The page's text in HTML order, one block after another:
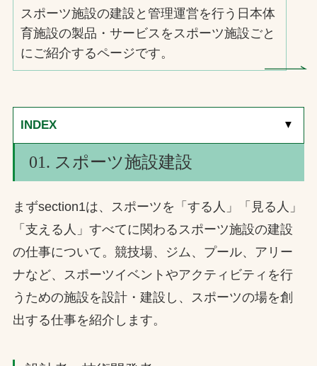
スポーツ施設の建設と管理運営を行う日本体
育施設の製品・サービスをスポーツ施設ごと
にご紹介するページです。
INDEX ▼
01. スポーツ施設建設
まずsection1は、スポーツを「する人」「見る人」
「支える人」すべてに関わるスポーツ施設の建設
の仕事について。競技場、ジム、プール、アリー
ナなど、スポーツイベントやアクティビティを行
うための施設を設計・建設し、スポーツの場を創
出する仕事を紹介します。